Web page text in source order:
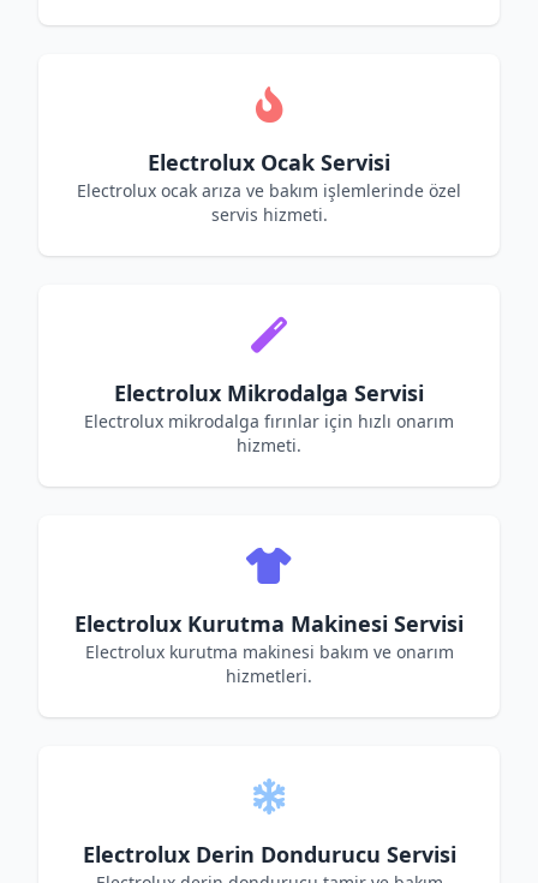
Electrolux Ocak Servisi
Electrolux ocak arıza ve bakım işlemlerinde özel
servis hizmeti.
Electrolux Mikrodalga Servisi
Electrolux mikrodalga fırınlar için hızlı onarım
hizmeti.
Electrolux Kurutma Makinesi Servisi
Electrolux kurutma makinesi bakım ve onarım
hizmetleri.
Electrolux Derin Dondurucu Servisi